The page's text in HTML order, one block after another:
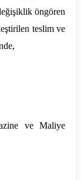
öngören
teslim ve
ve Maliye